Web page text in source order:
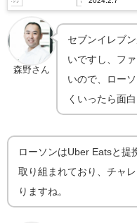
活者価値の
森野さん
セブンイレブ
いですし、フ
いので、ロー
くいったら面
ローソンはUber Eatsと提
取り組まれており、チャ
りますね。